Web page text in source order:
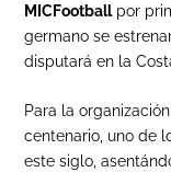
MICFootballpor
germano se
disputará en la
Para la
centenario, uno de
este siglo,